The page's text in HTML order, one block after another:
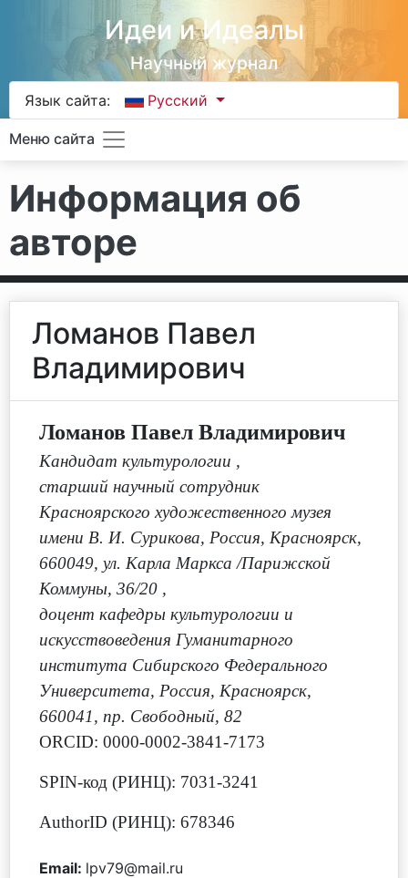
Идеи и Идеалы
Научный журнал
Язык сайта: Русский
Меню сайта
Информация об
авторе
Ломанов Павел
Владимирович
Ломанов Павел Владимирович
Кандидат культурологии ,
старший научный сотрудник
Красноярского художественного музея
имени В. И. Сурикова, Россия, Красноярск,
660049, ул. Карла Маркса /Парижской
Коммуны, 36/20 ,
доцент кафедры культурологии и
искусствоведения Гуманитарного
института Сибирского Федерального
Университета, Россия, Красноярск,
660041, пр. Свободный, 82
ORCID: 0000-0002-3841-7173
SPIN-код (РИНЦ): 7031-3241
AuthorID (РИНЦ): 678346
Email: lpv79@mail.ru